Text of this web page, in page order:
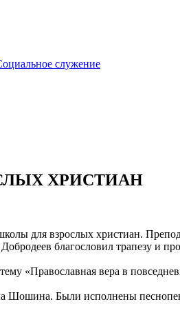
служение
ХРИСТИАН
для взрослых христиан.
благословил трапезу и
«Православная вера в
Шошина. Были исполнены